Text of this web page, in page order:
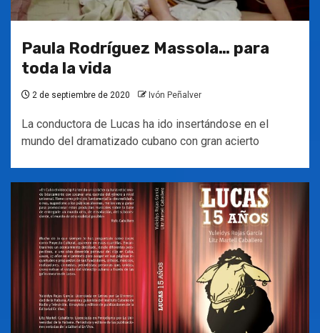
Paula Rodríguez Massola… para
toda la vida
2 de septiembre de 2020 Ivón Peñalver
La conductora de Lucas ha ido insertándose en el
mundo del dramatizado cubano con gran acierto